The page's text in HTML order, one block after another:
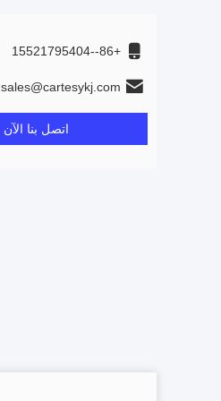
+86--15521795404
sales@cartesykj.com
اتصل بنا الآن